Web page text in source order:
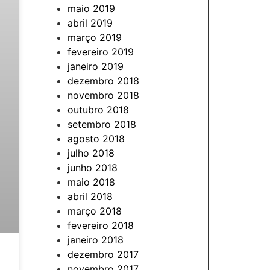
maio 2019
abril 2019
março 2019
fevereiro 2019
janeiro 2019
dezembro 2018
novembro 2018
outubro 2018
setembro 2018
agosto 2018
julho 2018
junho 2018
maio 2018
abril 2018
março 2018
fevereiro 2018
janeiro 2018
dezembro 2017